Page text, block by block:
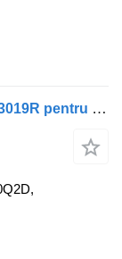
Capul blocului de cilindrii K9K B 110413019R pentru automobil Nissan JUKE, MICRA, NOTE, QASHQAI, NV200